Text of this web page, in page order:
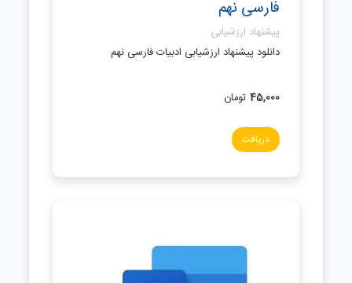
فارسی نهم
پیشنهاد ارزشیابی
دانلود پیشنهاد ارزشیابی ادبیات فارسی نهم
45,000 تومان
دریافت